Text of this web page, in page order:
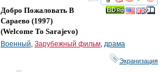
смотреть
Добро Пожаловать В
Сараево (1997)
(Welcome To Sarajevo)
Военный, Зарубежный фильм, драма
Экранизация